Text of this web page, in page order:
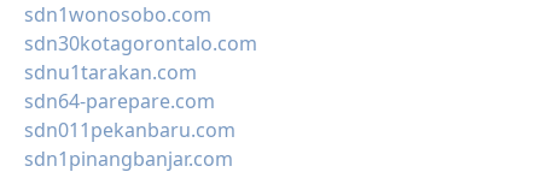
sdn1wonosobo.com
sdn30kotagorontalo.com
sdnu1tarakan.com
sdn64-parepare.com
sdn011pekanbaru.com
sdn1pinangbanjar.com